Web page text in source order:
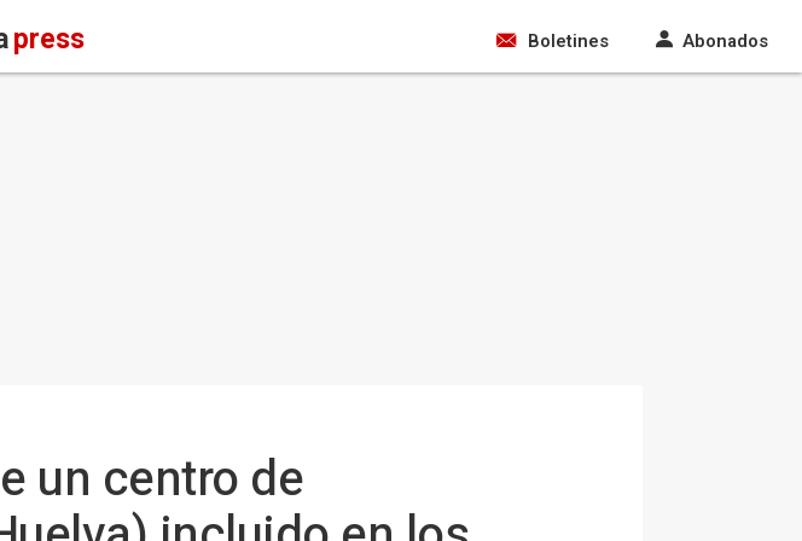
press Boletines Abonados
un centro de